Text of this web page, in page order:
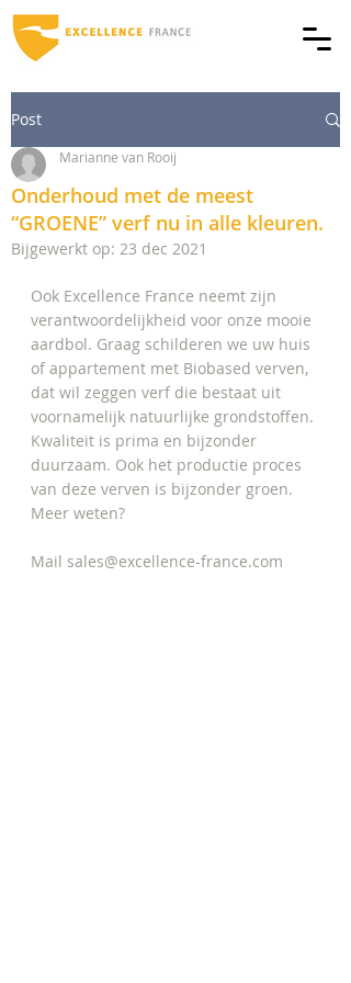
Post
Onderhoud met de meest
“GROENE” verf nu in alle kleuren.
Marianne van Rooij
Bijgewerkt op: 23 dec 2021
Ook Excellence France neemt zijn
verantwoordelijkheid voor onze mooie
aardbol. Graag schilderen we uw huis
of appartement met Biobased verven,
dat wil zeggen verf die bestaat uit
voornamelijk natuurlijke grondstoffen.
Kwaliteit is prima en bijzonder
duurzaam. Ook het productie proces
van deze verven is bijzonder groen.
Meer weten?
Mail sales@excellence-france.com